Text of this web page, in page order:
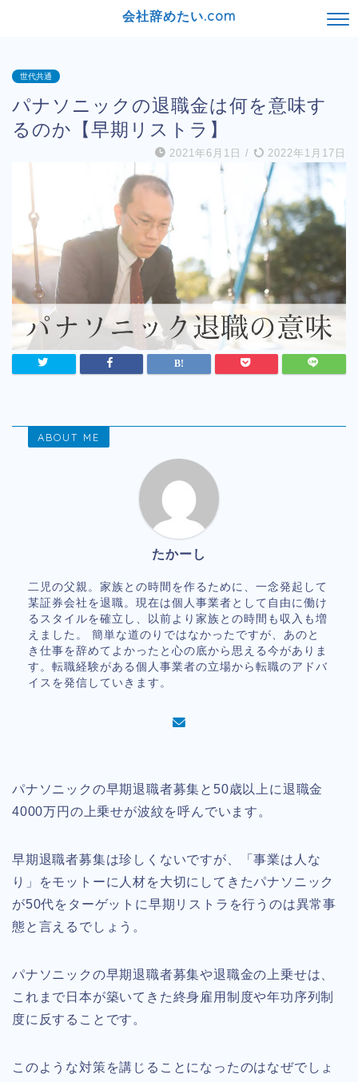
会社辞めたい.com
世代共通
パナソニックの退職金は何を意味す
るのか【早期リストラ】
2021年6月1日 / 2022年1月17日
ABOUT ME
たかーし
二児の父親。家族との時間を作るために、一念発起して
某証券会社を退職。現在は個人事業者として自由に働け
るスタイルを確立し、以前より家族との時間も収入も増
えました。 簡単な道のりではなかったですが、あのと
き仕事を辞めてよかったと心の底から思える今がありま
す。転職経験がある個人事業者の立場から転職のアドバ
イスを発信していきます。
パナソニックの早期退職者募集と50歳以上に退職金
4000万円の上乗せが波紋を呼んでいます。
早期退職者募集は珍しくないですが、「事業は人な
り」をモットーに人材を大切にしてきたパナソニック
が50代をターゲットに早期リストラを行うのは異常事
態と言えるでしょう。
パナソニックの早期退職者募集や退職金の上乗せは、
これまで日本が築いてきた終身雇用制度や年功序列制
度に反することです。
このような対策を講じることになったのはなぜでしょ